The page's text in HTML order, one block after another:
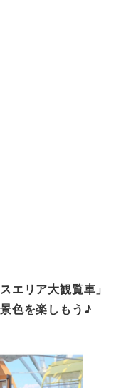
エリア大観覧車」
色を楽しもう♪